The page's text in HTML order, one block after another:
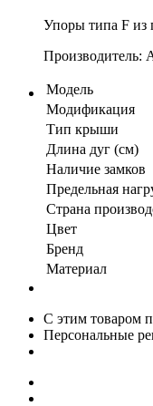
Упоры типа F из
Производитель:
Модель
Модификация
Тип крыши
Длина дуг (см)
Наличие замков
Предельная
Страна
Цвет
Бренд
Материал
С этим товаром
Персональные